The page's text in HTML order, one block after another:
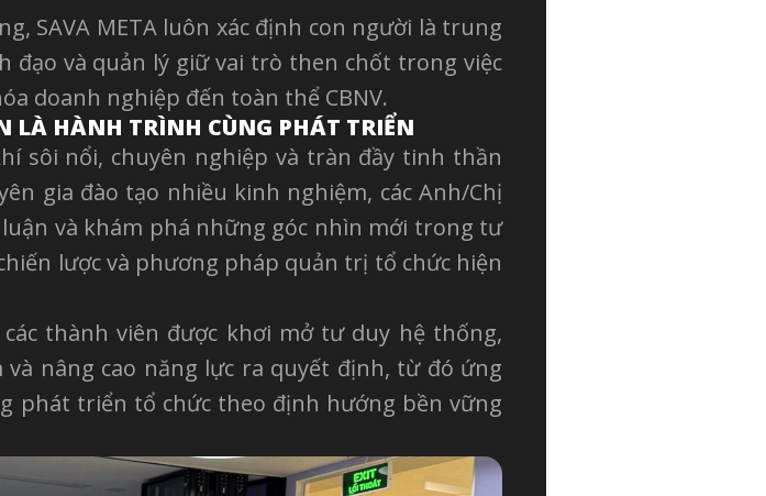
SAVA META luôn xác định con người là trung
đạo và quản lý giữ vai trò then chốt trong việc
doanh nghiệp đến toàn thể CBNV.
LÀ HÀNH TRÌNH CÙNG PHÁT TRIỂN
sôi nổi, chuyên nghiệp và tràn đầy tinh thần
gia đào tạo nhiều kinh nghiệm, các Anh/Chị
và khám phá những góc nhìn mới trong tư
lược và phương pháp quản trị tổ chức hiện
thành viên được khơi mở tư duy hệ thống,
nâng cao năng lực ra quyết định, từ đó ứng
phát triển tổ chức theo định hướng bền vững